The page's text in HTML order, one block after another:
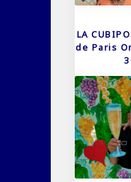
LA
de Paris